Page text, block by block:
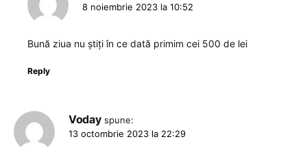
8 noiembrie 2023 la 10:52
Bună ziua nu știți în ce dată primim cei 500 de lei
Reply
Voday spune:
13 octombrie 2023 la 22:29